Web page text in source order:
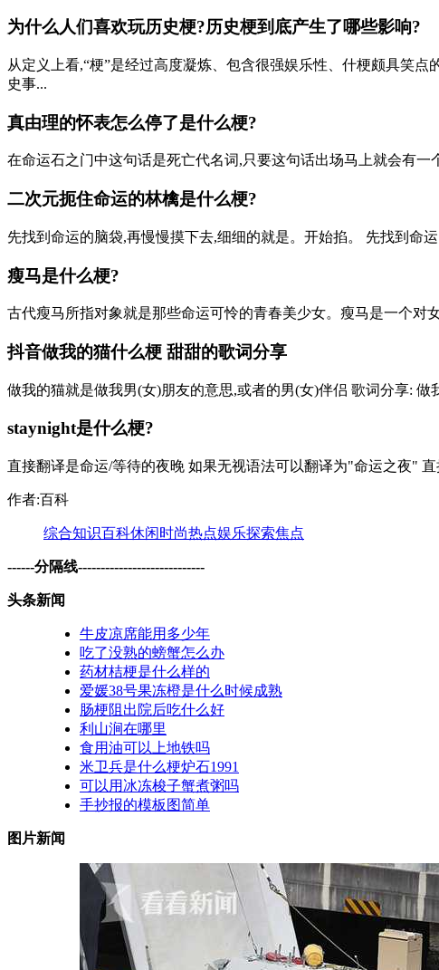
为什么人们喜欢玩历史梗?历史梗到底产生了哪些影响?
从定义上看,“梗”是经过高度凝炼、包含很强娱乐性、什梗颇具笑点
史事...
真由理的怀表怎么停了是什么梗?
在命运石之门中这句话是死亡代名词,只要这句话出场马上就会有
二次元扼住命运的林檎是什么梗?
先找到命运的脑袋,再慢慢摸下去,细细的就是。开始掐。 先找到命
瘦马是什么梗?
古代瘦马所指对象就是那些命运可怜的青春美少女。瘦马是一个对
抖音做我的猫什么梗 甜甜的歌词分享
做我的猫就是做我男(女)朋友的意思,或者的男(女)伴侣 歌词分享:
staynight是什么梗?
直接翻译是命运/等待的夜晚 如果无视语法可以翻译为"命运之夜"
作者:百科
综合知识百科休闲时尚热点娱乐探索焦点
------分隔线----------------------------
头条新闻
牛皮凉席能用多少年
吃了没熟的螃蟹怎么办
药材桔梗是什么样的
爱媛38号果冻橙是什么时候成熟
肠梗阻出院后吃什么好
利山涧在哪里
食用油可以上地铁吗
米卫兵是什么梗炉石1991
可以用冰冻梭子蟹煮粥吗
手抄报的模板图简单
图片新闻